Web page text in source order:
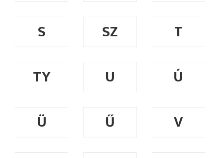
S
SZ
T
TY
U
Ú
Ü
Ű
V